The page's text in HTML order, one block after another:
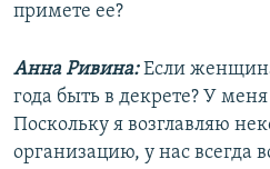
примете ее?
Анна Ривина:Если
года быть в декрете? У
Поскольку я возглавляю
организацию, у нас всегда